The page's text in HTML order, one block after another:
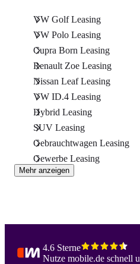
VW Golf Leasing
VW Polo Leasing
Cupra Born Leasing
Renault Zoe Leasing
Nissan Leaf Leasing
VW ID.4 Leasing
Hybrid Leasing
SUV Leasing
Gebrauchtwagen Leasing
Gewerbe Leasing
Mehr anzeigen
4.6 Sterne
Nutze mobile.de schnell